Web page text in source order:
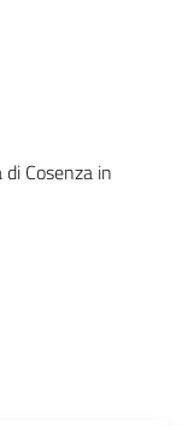
Cosenza in